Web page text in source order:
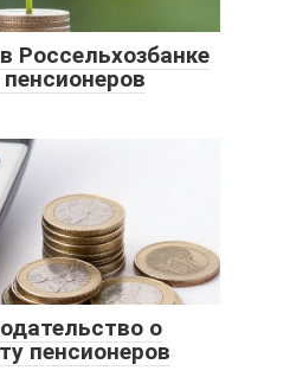
Россельхозбанке
о
пенсионеров